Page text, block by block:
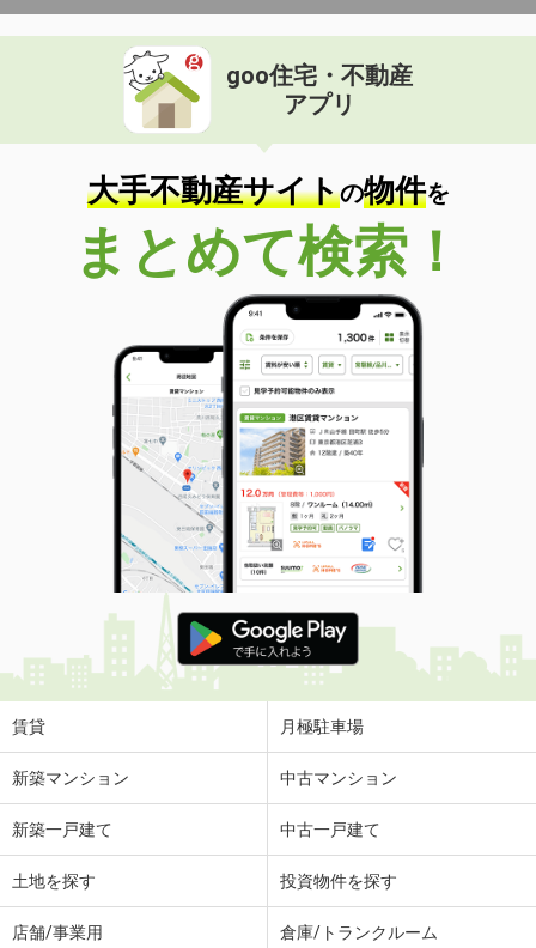
goo住宅・不動産
アプリ
大手不動産サイトの物件を
まとめて検索！
賃貸 月極駐車場
新築マンション 中古マンション
新築一戸建て 中古一戸建て
土地を探す 投資物件を探す
店舗/事業用 倉庫/トランクルーム